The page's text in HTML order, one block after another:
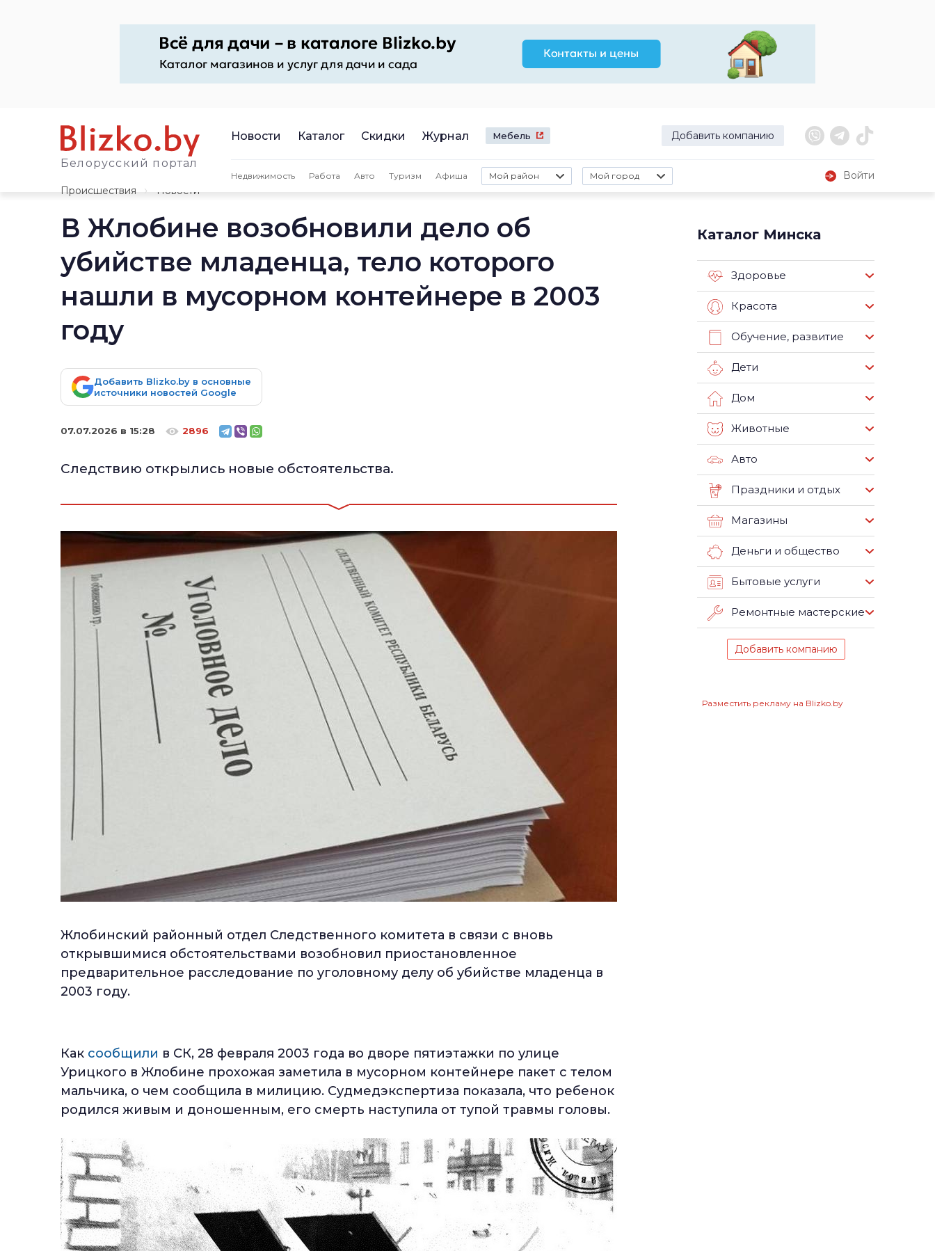
Белорусский портал
Новости Каталог Скидки Журнал Мебель Добавить компанию
Недвижимость Работа Авто Туризм Афиша Мой район Мой город
Войти
Происшествия
Новости
В Жлобине возобновили дело об
убийстве младенца, тело которого
нашли в мусорном контейнере в 2003
году
Добавить Blizko.by в основные
источники новостей Google
07.07.2026 в 15:28 2896
Следствию открылись новые обстоятельства.
Жлобинский районный отдел Следственного комитета в связи с вновь
открывшимися обстоятельствами возобновил приостановленное
предварительное расследование по уголовному делу об убийстве младенца в
2003 году.
Как сообщили в СК, 28 февраля 2003 года во дворе пятиэтажки по улице
Урицкого в Жлобине прохожая заметила в мусорном контейнере пакет с телом
мальчика, о чем сообщила в милицию. Судмедэкспертиза показала, что ребенок
родился живым и доношенным, его смерть наступила от тупой травмы головы.
Каталог Минска
Здоровье
Красота
Обучение, развитие
Дети
Дом
Животные
Авто
Праздники и отдых
Магазины
Деньги и общество
Бытовые услуги
Ремонтные мастерские
Добавить компанию
Разместить рекламу на Blizko.by